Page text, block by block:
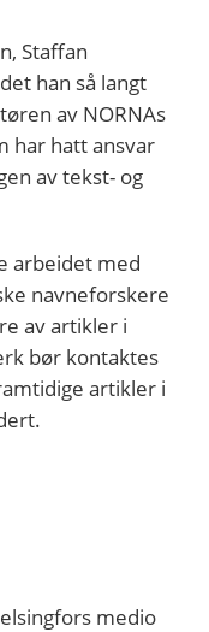
Staffan
han så langt
av NORNAs
har hatt ansvar
av tekst- og
med
navneforskere
av artikler i
bør kontaktes
artikler i
medio